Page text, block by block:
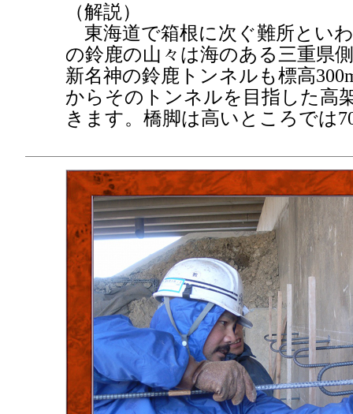
（解説）
東海道で箱根に次ぐ難所とい
の鈴鹿の山々は海のある三重県
新名神の鈴鹿トンネルも標高
からそのトンネルを目指した高
きます。橋脚は高いところでは